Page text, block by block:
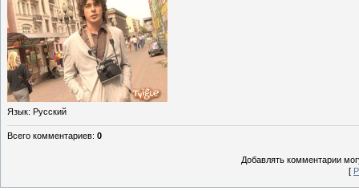
Язык: Русский
Всего комментариев: 0
Добавлять комментарии
[